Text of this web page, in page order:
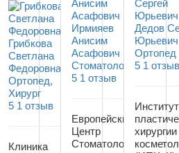
Грибкова
Светлана
Федоровна
Ортопед,
Хирург
5 1 отзыв
Клиника
Ирмияев
Анисим
Асафович
Стоматолог
5 1 отзыв
Европейский
Центр
Стоматологии
Дедов
Юрьевич
Ортопед
5 1 отзыв
Институт